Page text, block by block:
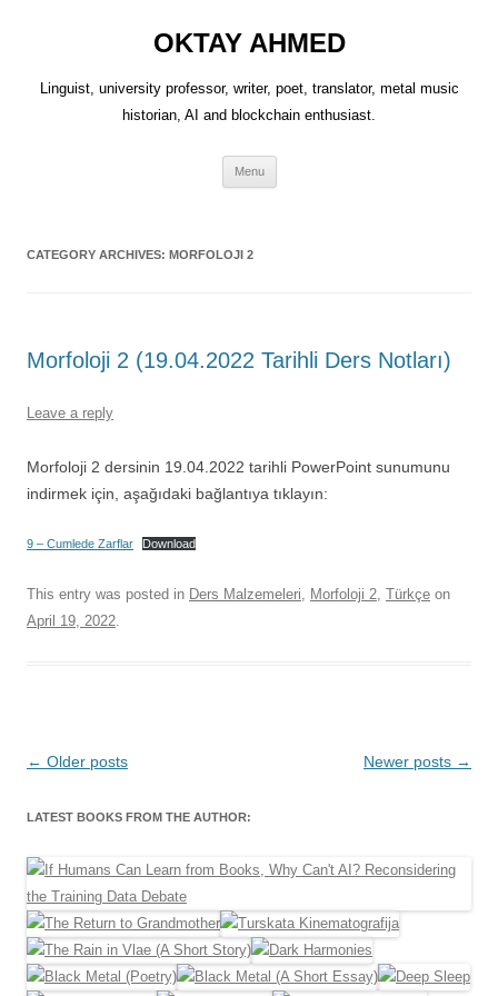
OKTAY AHMED
Linguist, university professor, writer, poet, translator, metal music
historian, AI and blockchain enthusiast.
Menu
CATEGORY ARCHIVES: MORFOLOJI 2
Morfoloji 2 (19.04.2022 Tarihli Ders Notları)
Leave a reply
Morfoloji 2 dersinin 19.04.2022 tarihli PowerPoint sunumunu
indirmek için, aşağıdaki bağlantıya tıklayın:
9 – Cumlede Zarflar Download
This entry was posted in Ders Malzemeleri, Morfoloji 2, Türkçe on
April 19, 2022.
Post
← Older posts Newer posts →
LATEST BOOKS FROM THE AUTHOR: